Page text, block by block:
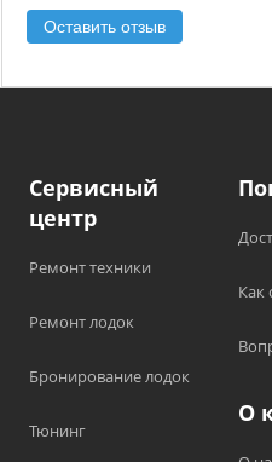
Оставить отзыв
Сервисный
центр
Ремонт техники
Ремонт лодок
Бронирование лодок
Тюнинг
Как
О